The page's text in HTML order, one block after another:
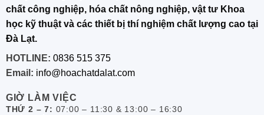
chất công nghiệp, hóa chất nông nghiệp, vật tư Khoa
học kỹ thuật và các thiết bị thí nghiệm chất lượng cao tại
Đà Lạt.
HOTLINE: 0836 515 375
Email: info@hoachatdalat.com
GIỜ LÀM VIỆC
THỨ 2 – 7: 07:00 – 11:30 & 13:00 – 16:30